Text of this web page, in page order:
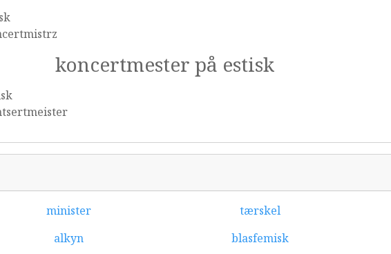
koncertmester på estisk
minister tærskel
alkyn blasfemisk